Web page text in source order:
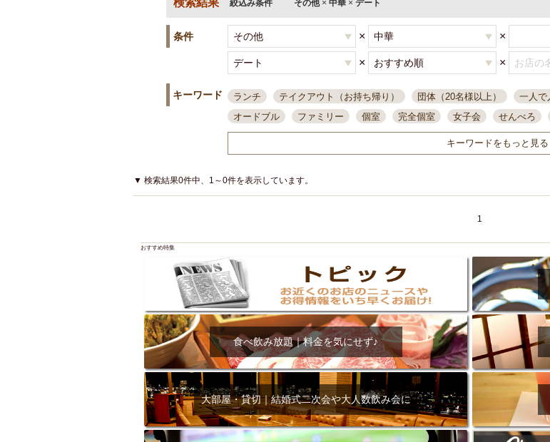
検索結果 絞込み条件 その他× 中華 × デート
条件 × ×
× ×
キーワード ランチ テイクアウト（お持ち帰り） 団体（20名様以上） 一人で
オードブル
ファミリー 個室 完全個室 女子会 せんべろ
一人飲み 誕生日 大
接待・会食
ちょい飲み コスパ最高 肉料理 模合 インスタ
結婚式二次会
夜10時以降入店可
県産魚 焼鳥 忘年会コース レモンサワー
4000円台コース
デリバリー 寿司
アサヒスーパードライ
県庁前駅周辺 旭橋駅周辺
大部屋50名以上～
オリオン 海ぶどう 民謡・生演奏
ハッピーアワー
アグー豚 プレミアムモルツ 貝づくし 燻製料
飲み放題付きコース3000円
肉の日 おもろまち駅周辺 オープン
キリン一番搾り
エビ カレー チャージ無し 牡蠣 夜景・
アレルギー対応可能
牧志駅周辺 ペット同伴 ビアガーデン
ダイエット中におススメ
沖縄そば 串揚げ バレンタイン 立ち
ソファー
激辛料理 石垣牛 アヒージョ アサヒ 割烹 女
ファーストフード
スペシャルディナー ホルモン(もつ) 炭火焼
キーワードをもっと見る
▼ 検索結果0件中、1～0件を表示しています。
1
おすすめ特集
食べ飲み放題｜料金を気にせず♪
大部屋・貸切｜結婚式二次会や大人数飲み会に